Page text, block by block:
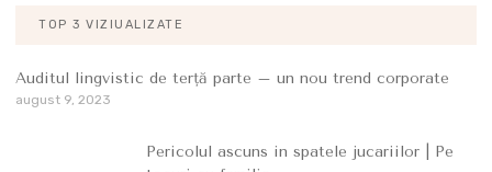
TOP 3 VIZIUALIZATE
Auditul lingvistic de terță parte – un nou trend corporate
august 9, 2023
Pericolul ascuns in spatele jucariilor | Pe